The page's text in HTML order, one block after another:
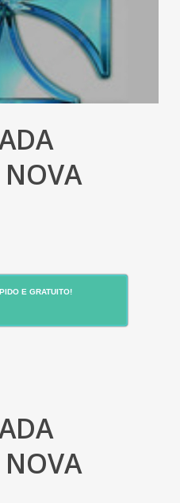
E GRATUITO!